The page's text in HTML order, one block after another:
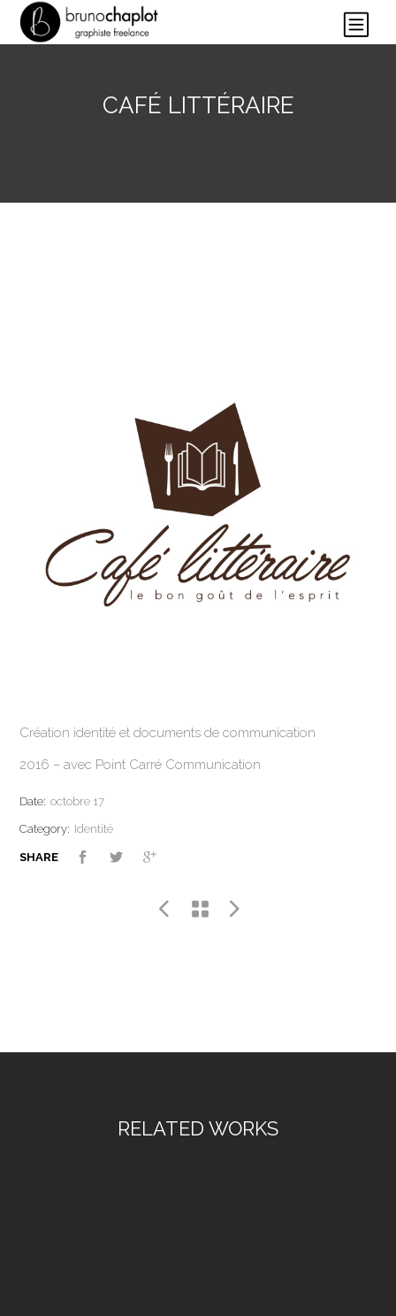
CAFÉ LITTÉRAIRE
Création identité et documents de communication
2016 – avec Point Carré Communication
Date: octobre 17
Category: Identité
SHARE
RELATED WORKS